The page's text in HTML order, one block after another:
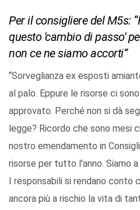
Per il consigliere del M5s:
questo 'cambio di passo'
non ce ne siamo accorti”
“Sorveglianza ex esposti
al palo. Eppure le risorse ci
approvato. Perché non si dà
legge? Ricordo che sono mesi
nostro emendamento in
risorse per tutto l'anno. Siamo
I responsabili si rendano
ancora più a rischio la vita di